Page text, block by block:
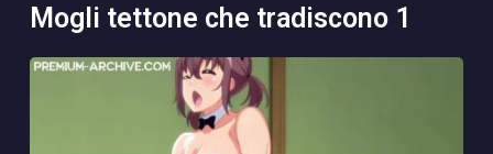
mogli tettone che tradiscono 1